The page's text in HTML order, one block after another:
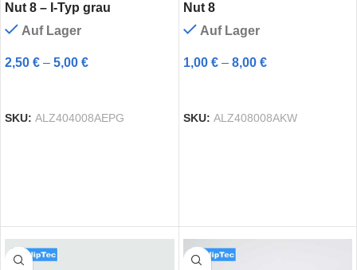
Nut 8 – I-Typ grau
Auf Lager
2,50 € – 5,00 €
SKU: ALZ404008AEPG
Nut 8
Auf Lager
1,00 € – 8,00 €
SKU: ALZ408008AKW